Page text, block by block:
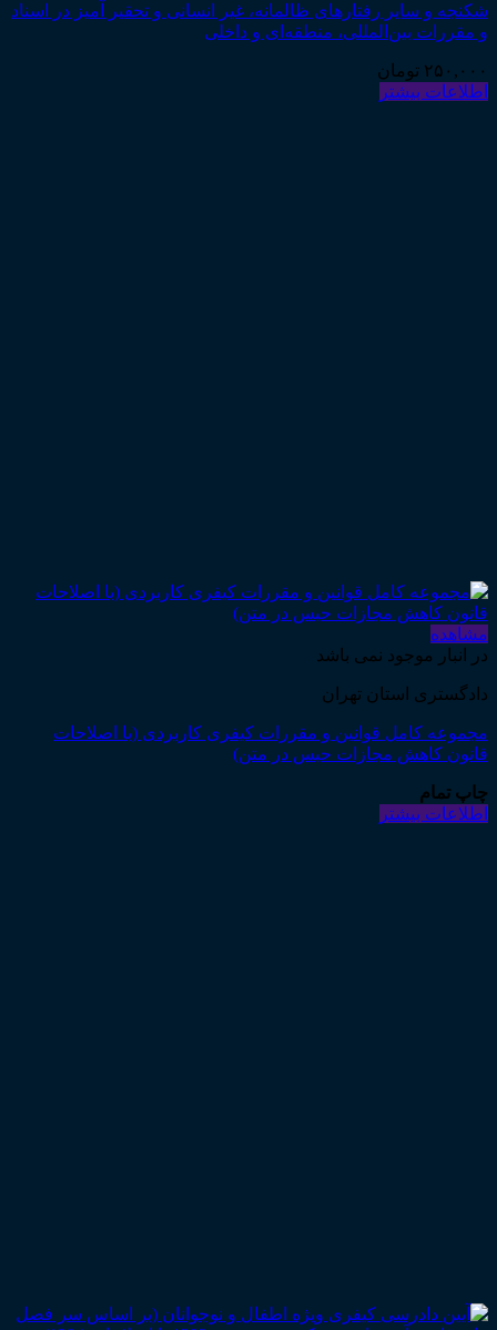
شکنجه و سایر رفتارهای ظالمانه، غیر انسانی و تحقیر آمیز در اسناد
و مقررات بین‌المللی، منطقه‌ای و داخلی
۲۵۰,۰۰۰ تومان
اطلاعات بیشتر
مشاهده
در انبار موجود نمی باشد
دادگستری استان تهران
مجموعه کامل قوانین و مقررات کیفری کاربردی (با اصلاحات
قانون کاهش مجازات حبس در متن)
چاپ تمام
اطلاعات بیشتر